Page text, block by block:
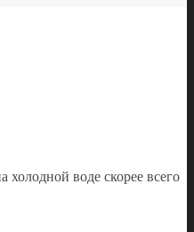
холодной воде скорее всего